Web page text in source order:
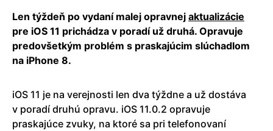
Len týždeň po vydaní malej opravnej aktualizácie
pre iOS 11 prichádza v poradí už druhá. Opravuje
predovšetkým problém s praskajúcim slúchadlom
na iPhone 8.
iOS 11 je na verejnosti len dva týždne a už dostáva
v poradí druhú opravu. iOS 11.0.2 opravuje
praskajúce zvuky, na ktoré sa pri telefonovaní